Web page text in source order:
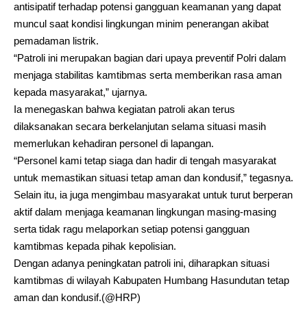
antisipatif terhadap potensi gangguan keamanan yang dapat
muncul saat kondisi lingkungan minim penerangan akibat
pemadaman listrik.
“Patroli ini merupakan bagian dari upaya preventif Polri dalam
menjaga stabilitas kamtibmas serta memberikan rasa aman
kepada masyarakat,” ujarnya.
Ia menegaskan bahwa kegiatan patroli akan terus
dilaksanakan secara berkelanjutan selama situasi masih
memerlukan kehadiran personel di lapangan.
“Personel kami tetap siaga dan hadir di tengah masyarakat
untuk memastikan situasi tetap aman dan kondusif,” tegasnya.
Selain itu, ia juga mengimbau masyarakat untuk turut berperan
aktif dalam menjaga keamanan lingkungan masing-masing
serta tidak ragu melaporkan setiap potensi gangguan
kamtibmas kepada pihak kepolisian.
Dengan adanya peningkatan patroli ini, diharapkan situasi
kamtibmas di wilayah Kabupaten Humbang Hasundutan tetap
aman dan kondusif.(@HRP)